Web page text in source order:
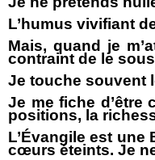
L’humus vivifiant
Mais, quand je
contraint de le
Je touche souvent
Je me fiche
positions, la
L’Évangile est
cœurs éteints. Je